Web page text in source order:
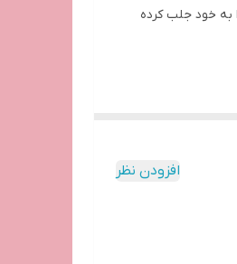
به خود جلب کرده
افزودن نظر